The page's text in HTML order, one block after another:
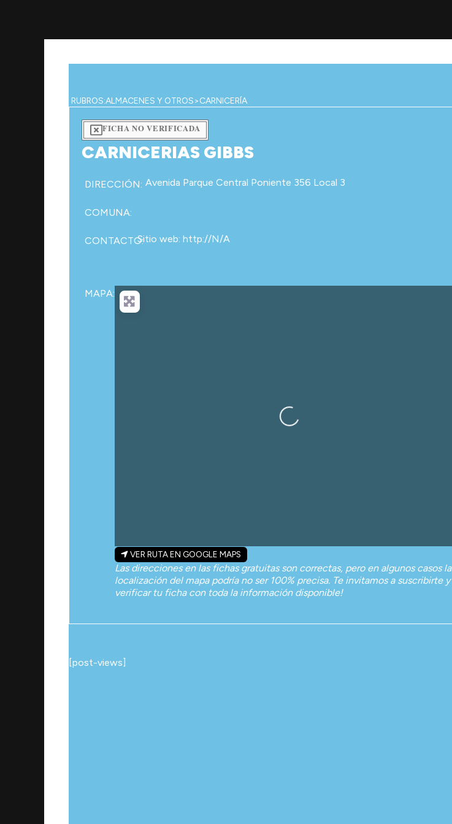
contenido
RUBROS:ALMACENES Y OTROS>CARNICERÍA
FICHA NO VERIFICADA
CARNICERIAS GIBBS
DIRECCIÓN: Avenida Parque Central Poniente 356 Local 3
COMUNA:
CONTACTO:Sitio web: http://N/A
MAPA:
Cargando…
VER RUTA EN GOOGLE MAPS
Las direcciones en las fichas gratuitas son correctas, pero en algunos casos la
localización del mapa podría no ser 100% precisa. Te invitamos a suscribirte y
verificar tu ficha con toda la información disponible!
[post-views]